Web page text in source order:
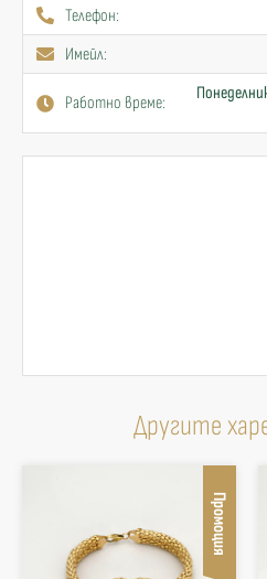
Телефон:
Имейл:
Работно време:
Другите
Промоция